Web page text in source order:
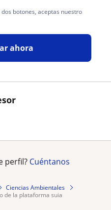
botones, aceptas nuestro
ahora
perfil? Cuéntanos
Ciencias Ambientales
de la plataforma suia